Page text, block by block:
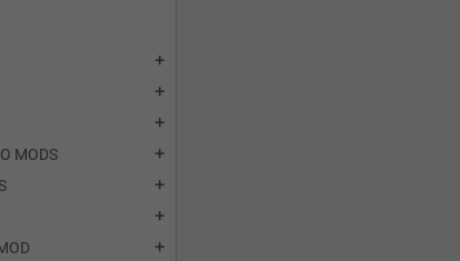
add
add
add
MODS add
add
add
add